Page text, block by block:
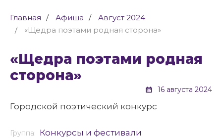
Главная Афиша
Август 2024
«Щедра поэтами родная сторона»
«Щедра поэтами родная
сторона»
16 августа 2024
Городской поэтический конкурс
Группа: Конкурсы и фестивали